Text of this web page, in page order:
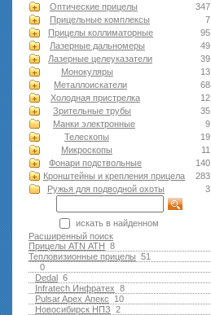
347
Оптические прицелы
7
Прицельные комплексы
95
Прицелы коллиматорные
49
Лазерные дальномеры
39
Лазерные целеуказатели
13
Монокуляры
68
Металлоискатели
12
Холодная пристрелка
35
Зрительные трубы
9
Манки электронные
19
Телескопы
11
Микроскопы
140
Фонари подствольные
283
Кронштейны и крепления прицела
3
Ружья для подводной оxоты
искать в найденном
Расширенный поиск
8
Прицелы ATN АТН
51
Тепловизионные прицелы
0
6
Dedal
8
Infratech Инфратех
10
Pulsar Apex Апекс
2
Новосибирск НПЗ